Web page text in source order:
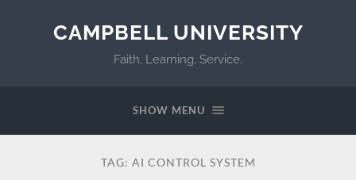
CAMPBELL UNIVERSITY
Faith. Learning. Service.
SHOW MENU
TAG: AI CONTROL SYSTEM